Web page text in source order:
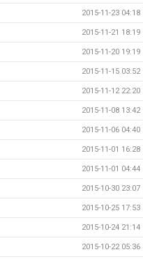
2015-11-23 04:18
2015-11-21 18:19
2015-11-20 19:19
2015-11-15 03:52
2015-11-12 22:20
2015-11-08 13:42
2015-11-06 04:40
2015-11-01 16:28
2015-11-01 04:44
2015-10-30 23:07
2015-10-25 17:53
2015-10-24 21:14
2015-10-22 05:36